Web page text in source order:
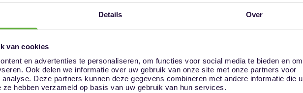
Details Over
van cookies
en advertenties te personaliseren, om functies voor social media te bieden en om
Ook delen we informatie over uw gebruik van onze site met onze partners voor
Deze partners kunnen deze gegevens combineren met andere informatie die u
hebben verzameld op basis van uw gebruik van hun services.
Almere
Alphen aan den Rijn
Hoe werkt het?
Veilige opslag